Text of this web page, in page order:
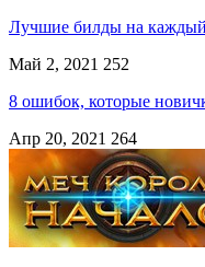
Лучшие билды на каждый
Май 2, 2021 252
8 ошибок, которые
Апр 20, 2021 264